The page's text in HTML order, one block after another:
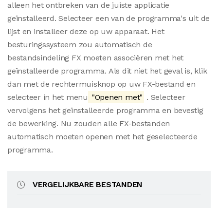
alleen het ontbreken van de juiste applicatie
geïnstalleerd. Selecteer een van de programma's uit de
lijst en installeer deze op uw apparaat. Het
besturingssysteem zou automatisch de
bestandsindeling FX moeten associëren met het
geïnstalleerde programma. Als dit niet het geval is, klik
dan met de rechtermuisknop op uw FX-bestand en
selecteer in het menu "Openen met" . Selecteer
vervolgens het geïnstalleerde programma en bevestig
de bewerking. Nu zouden alle FX-bestanden
automatisch moeten openen met het geselecteerde
programma.
VERGELIJKBARE BESTANDEN